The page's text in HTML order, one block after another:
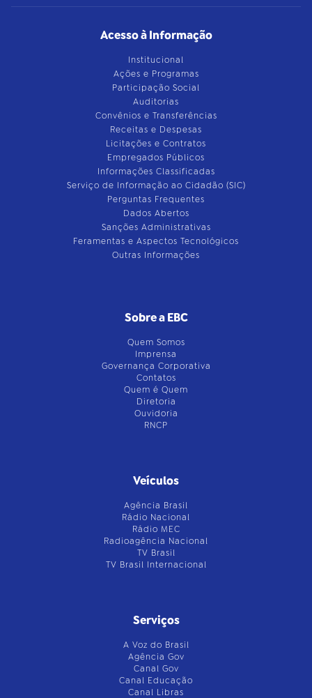
Acesso à Informação
Institucional
Ações e Programas
Participação Social
Auditorias
Convênios e Transferências
Receitas e Despesas
Licitações e Contratos
Empregados Públicos
Informações Classificadas
Serviço de Informação ao Cidadão (SIC)
Perguntas Frequentes
Dados Abertos
Sanções Administrativas
Feramentas e Aspectos Tecnológicos
Outras Informações
Sobre a EBC
Quem Somos
Imprensa
Governança Corporativa
Contatos
Quem é Quem
Diretoria
Ouvidoria
RNCP
Veículos
Agência Brasil
Rádio Nacional
Rádio MEC
Radioagência Nacional
TV Brasil
TV Brasil Internacional
Serviços
A Voz do Brasil
Agência Gov
Canal Gov
Canal Educação
Canal Libras